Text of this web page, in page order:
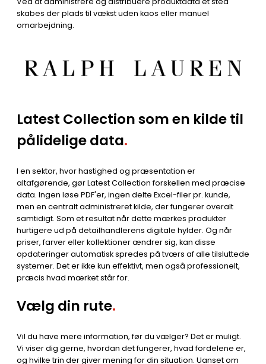
skabes der plads til vækst uden kaos eller manuel
omarbejdning.
Latest Collection som en kilde til
pålidelige data.
I en sektor, hvor hastighed og præsentation er
altafgørende, gør Latest Collection forskellen med præcise
data. Ingen løse PDF'er, ingen delte Excel-filer pr. kunde,
men en centralt administreret kilde, der fungerer overalt
samtidigt. Som et resultat når dette mærkes produkter
hurtigere ud på detailhandlerens digitale hylder. Og når
priser, farver eller kollektioner ændrer sig, kan disse
opdateringer automatisk spredes på tværs af alle tilsluttede
systemer. Det er ikke kun effektivt, men også professionelt,
præcis hvad mærket står for.
Vælg din rute.
Vil du have mere information, før du vælger? Det er muligt.
Vi viser dig gerne, hvordan det fungerer, hvad fordelene er,
og hvilke trin der giver mening for din situation. Uanset om